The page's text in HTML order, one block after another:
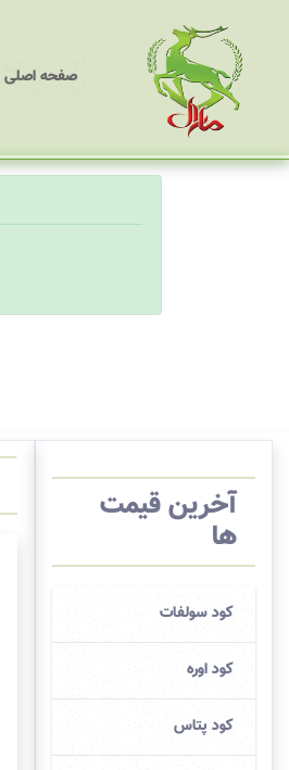
صفحه اصلی
(current)
آخرین قیمت
ها
کود سولفات
کود اوره
کود پتاس